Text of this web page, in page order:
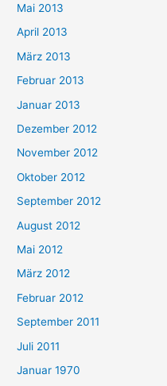
Mai 2013
April 2013
März 2013
Februar 2013
Januar 2013
Dezember 2012
November 2012
Oktober 2012
September 2012
August 2012
Mai 2012
März 2012
Februar 2012
September 2011
Juli 2011
Januar 1970